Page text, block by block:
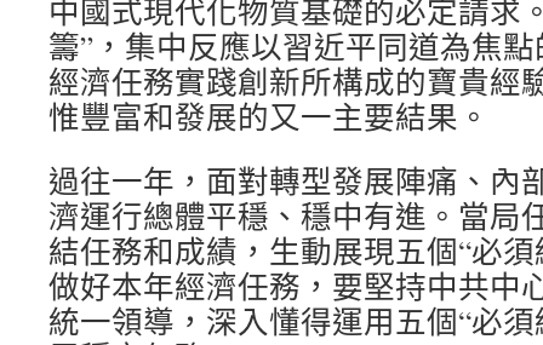
中國式現代化物質基礎的必定請求
籌”，集中反應以習近平同道為焦
經濟任務實踐創新所構成的寶貴經
惟豐富和發展的又一主要結果。
過往一年，面對轉型發展陣痛、內
濟運行總體平穩、穩中有進。當局
結任務和成績，生動展現五個“必
做好本年經濟任務，要堅持中共中
統一領導，深入懂得運用五個“必